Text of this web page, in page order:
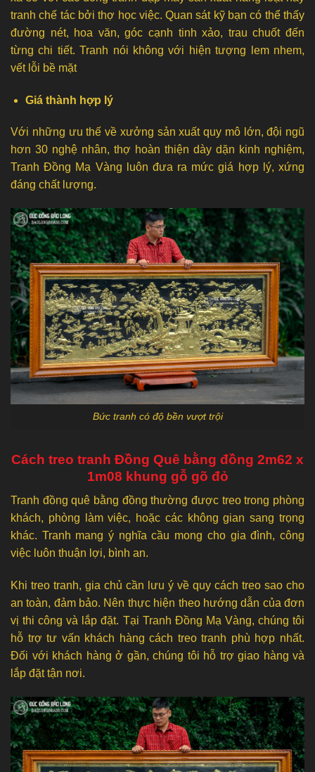
tranh chế tác bởi thợ học việc. Quan sát kỹ bạn có thể thấy
đường nét, hoa văn, góc cạnh tinh xảo, trau chuốt đến
từng chi tiết. Tranh nói không với hiện tượng lem nhem,
vết lỗi bề mặt
Giá thành hợp lý
Với những ưu thế về xưởng sản xuất quy mô lớn, đội ngũ
hơn 30 nghệ nhân, thợ hoàn thiện dày dặn kinh nghiệm,
Tranh Đồng Mạ Vàng luôn đưa ra mức giá hợp lý, xứng
đáng chất lượng.
Bức tranh có độ bền vượt trội
Cách treo tranh Đồng Quê bằng đồng 2m62 x
1m08 khung gỗ gõ đỏ
Tranh đồng quê bằng đồng thường được treo trong phòng
khách, phòng làm việc, hoặc các không gian sang trọng
khác. Tranh mang ý nghĩa cầu mong cho gia đình, công
việc luôn thuận lợi, bình an.
Khi treo tranh, gia chủ cần lưu ý về quy cách treo sao cho
an toàn, đảm bảo. Nên thực hiện theo hướng dẫn của đơn
vị thi công và lắp đặt. Tại Tranh Đồng Mạ Vàng, chúng tôi
hỗ trợ tư vấn khách hàng cách treo tranh phù hợp nhất.
Đối với khách hàng ở gần, chúng tôi hỗ trợ giao hàng và
lắp đặt tận nơi.